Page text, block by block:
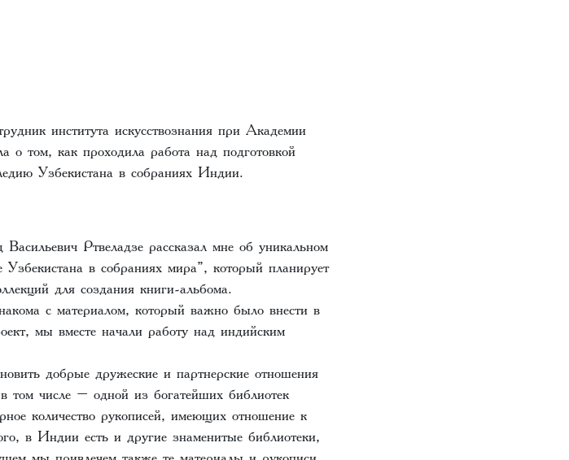
института искусствознания при Академии
о том, как проходила работа над подготовкой
Узбекистана в собраниях Индии.
Ртвеладзе рассказал мне об уникальном
Узбекистана в собраниях мира”, который планирует
для создания книги-альбома.
с материалом, который важно было внести в
мы вместе начали работу над индийским
добрые дружеские и партнерские отношения
числе – одной из богатейших библиотек
количество рукописей, имеющих отношение к
в Индии есть и другие знаменитые библиотеки,